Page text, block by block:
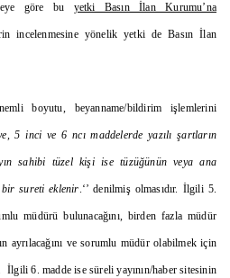
göre bu yetki Basın İlan Kurumu’na
incelenmesine yönelik yetki de Basın İlan
boyutu, beyanname/bildirim işlemlerini
5 inci ve 6 ncı maddelerde yazılı şartların
sahibi tüzel kişi ise tüzüğünün veya ana
bir sureti eklenir.‘’ denilmiş olmasıdır. İlgili 5.
müdürü bulunacağını, birden fazla müdür
ayrılacağını ve sorumlu müdür olabilmek için
İlgili 6. madde ise süreli yayının/haber sitesinin